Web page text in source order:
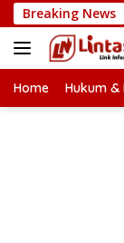
Langsung
ke
konten
Breaking News
Cegah
Home Hukum &